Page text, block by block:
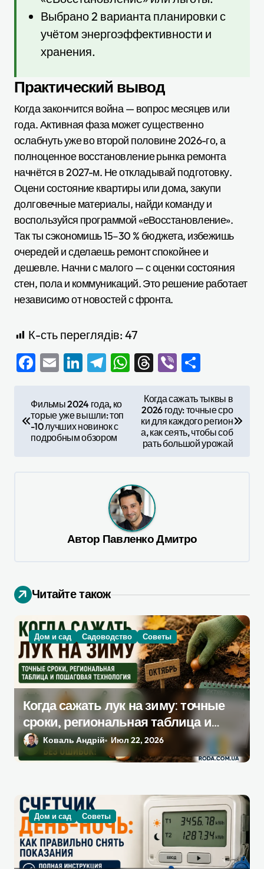
Выбрано 2 варианта планировки с
учётом энергоэффективности и
хранения.
Практический вывод
Когда закончится война — вопрос месяцев или
года. Активная фаза может существенно
ослабнуть уже во второй половине 2026-го, а
полноценное восстановление рынка ремонта
начнётся в 2027-м. Не откладывай подготовку.
Оцени состояние квартиры или дома, закупи
долговечные материалы, найди команду и
воспользуйся программой «еВосстановление».
Так ты сэкономишь 15–30 % бюджета, избежишь
очередей и сделаешь ремонт спокойнее и
дешевле. Начни с малого — с оценки состояния
стен, пола и коммуникаций. Это решение работает
независимо от новостей с фронта.
К-сть переглядів: 47
Facebook
EmailLinkedIn
Telegram
WhatsApp
Threads
Viber
о
з
а
п
и
с
м
Фильмы 2024 года, ко
торые уже вышли: топ
-10 лучших новинок с
подробным обзором
Когда сажать тыквы в
2026 году: точные сро
ки для каждого регион
а, как сеять, чтобы соб
рать большой урожай
Автор Павленко Дмитро
Читайте також
Дом и сад Садоводство Советы
Когда сажать лук на зиму: точные
сроки, региональная таблица и
пошаговая инструкция
Коваль Андрій Июл 22, 2026
Дом и сад Советы